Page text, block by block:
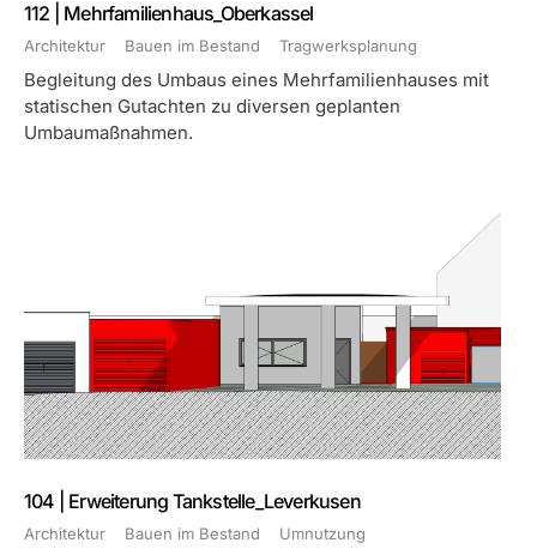
112 | Mehrfamilienhaus_Oberkassel
Architektur Bauen im Bestand Tragwerksplanung
Begleitung des Umbaus eines Mehrfamilienhauses mit
statischen Gutachten zu diversen geplanten
Umbaumaßnahmen.
104 | Erweiterung Tankstelle_Leverkusen
Architektur Bauen im Bestand Umnutzung